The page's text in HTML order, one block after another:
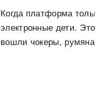
Когда платформа
электронные дети.
вошли чокеры,